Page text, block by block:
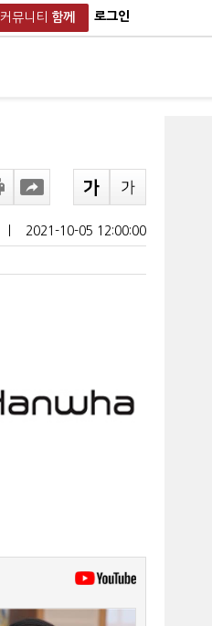
커뮤니티 함께 로그인
2021-10-05 12:00:00